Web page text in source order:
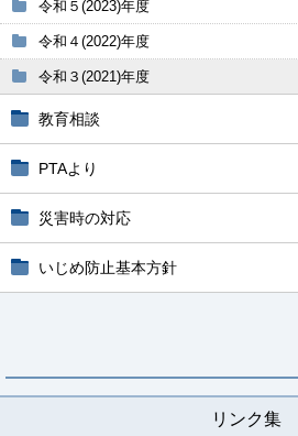
令和５(2023)年度
令和４(2022)年度
令和３(2021)年度
教育相談
PTAより
災害時の対応
いじめ防止基本方針
リンク集